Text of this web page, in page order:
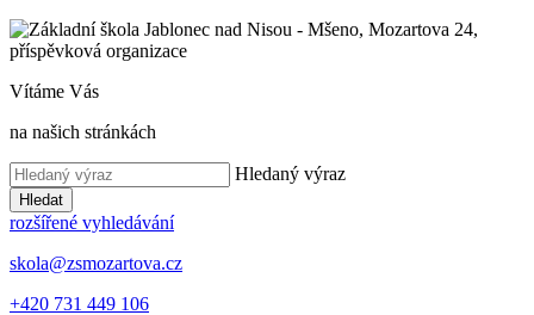
Vítáme Vás
na našich stránkách
Hledaný výraz
Hledat
rozšířené vyhledávání
skola@zsmozartova.cz
+420 731 449 106